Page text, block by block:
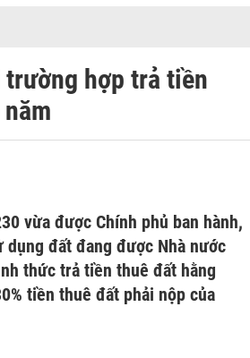
trường hợp trả tiền
vừa được Chính phủ ban hành,
đất đang được Nhà nước
thức trả tiền thuê đất hằng
tiền thuê đất phải nộp của